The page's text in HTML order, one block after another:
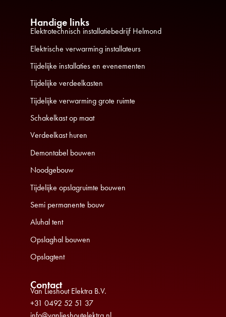
Handige links
Elektrotechnisch installatiebedrijf Helmond
Elektrische verwarming installateurs
Tijdelijke installaties en evenementen
Tijdelijke verdeelkasten
Tijdelijke verwarming grote ruimte
Schakelkast op maat
Verdeelkast huren
Demontabel bouwen
Noodgebouw
Tijdelijke opslagruimte bouwen
Semi permanente bouw
Aluhal tent
Opslaghal bouwen
Opslagtent
Contact
Van Lieshout Elektra B.V.
+31 0492 52 51 37